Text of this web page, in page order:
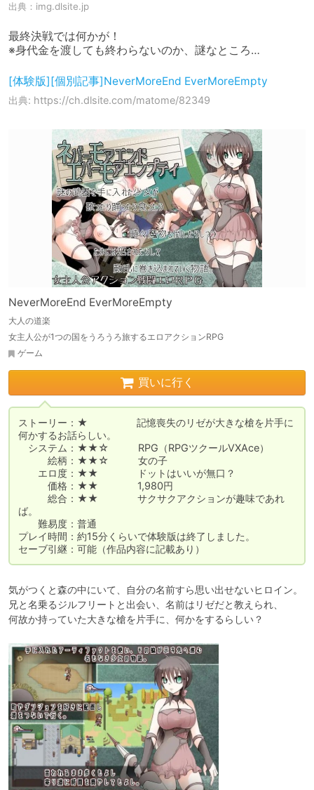
出典： img.dlsite.jp
最終決戦では何かが！
※身代金を渡しても終わらないのか、謎なところ…
[体験版][個別記事]NeverMoreEnd EverMoreEmpty
出典: https://ch.dlsite.com/matome/82349
NeverMoreEnd EverMoreEmpty
大人の道楽
女主人公が1つの国をうろうろ旅するエロアクションRPG
ゲーム
買いに行く
ストーリー：★　　　　　記憶喪失のリゼが大きな槍を片手に
何かするお話らしい。
システム：★★☆　　　RPG（RPGツクールVXAce）
絵柄：★★☆　　　女の子
エロ度：★★　　　　ドットはいいが無口？
価格：★★　　　　1,980円
総合：★★　　　　サクサクアクションが趣味であれ
ば。
難易度：普通
プレイ時間：約15分くらいで体験版は終了しました。
セーブ引継：可能（作品内容に記載あり）
気がつくと森の中にいて、自分の名前すら思い出せないヒロイン。
兄と名乗るジルフリートと出会い、名前はリゼだと教えられ、
何故か持っていた大きな槍を片手に、何かをするらしい？